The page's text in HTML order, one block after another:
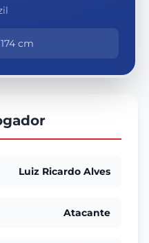
cm
Luiz Ricardo Alves
Atacante